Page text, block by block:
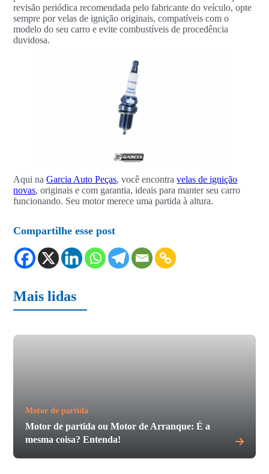
revisão periódica recomendada pelo fabricante do veículo, opte
sempre por velas de ignição originais, compatíveis com o
modelo do seu carro e evite combustíveis de procedência
duvidosa.
Aqui naGarcia Auto Peças, você encontravelas de ignição
novas, originais e com garantia, ideais para manter seu carro
funcionando. Seu motor merece uma partida à altura.
Compartilhe esse post
Mais lidas
Motor de partida
Motor de partida ou Motor de Arranque: É a
mesma coisa? Entenda!